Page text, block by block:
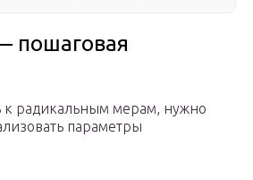
пошаговая
к радикальным мерам, нужно
параметры